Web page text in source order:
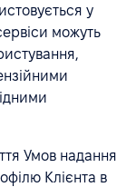
у
можуть
Умов надання
Клієнта в